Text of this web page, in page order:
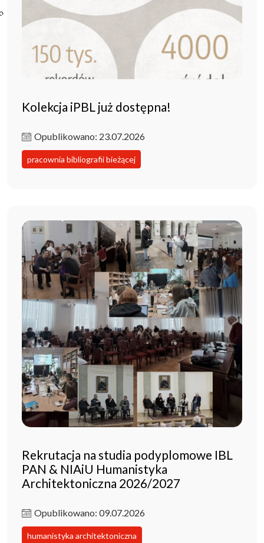
Poczta ibl.waw.pl
Kontakt
Kolekcja iPBL już dostępna!
Opublikowano: 23.07.2026
pracownia bibliografii bieżącej
Rekrutacja na studia podyplomowe IBL
PAN & NIAiU Humanistyka
Architektoniczna 2026/2027
Opublikowano: 09.07.2026
humanistyka architektoniczna